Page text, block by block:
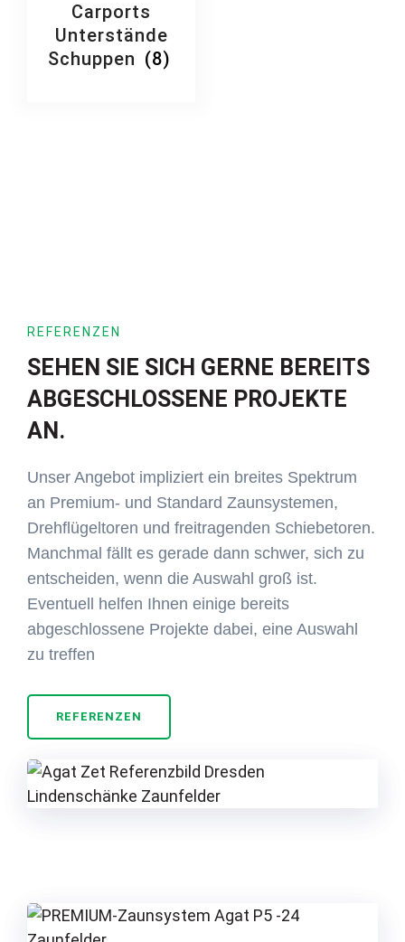
Carports
Unterstände
Schuppen (8)
REFERENZEN
SEHEN SIE SICH GERNE BEREITS
ABGESCHLOSSENE PROJEKTE
AN.
Unser Angebot impliziert ein breites Spektrum
an Premium- und Standard Zaunsystemen,
Drehflügeltoren und freitragenden Schiebetoren.
Manchmal fällt es gerade dann schwer, sich zu
entscheiden, wenn die Auswahl groß ist.
Eventuell helfen Ihnen einige bereits
abgeschlossene Projekte dabei, eine Auswahl
zu treffen
REFERENZEN